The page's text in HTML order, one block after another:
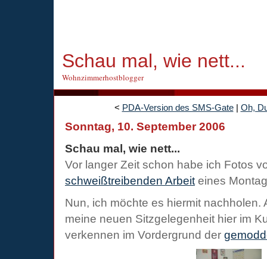
Schau mal, wie nett...
Wohnzimmerhostblogger
< PDA-Version des SMS-Gate | Oh,
Sonntag, 10. September 2006
Schau mal, wie nett...
Vor langer Zeit schon habe ich Fotos
schweißtreibenden Arbeit eines
Nun, ich möchte es hiermit nachholen.
meine neuen Sitzgelegenheit hier im
verkennen im Vordergrund der